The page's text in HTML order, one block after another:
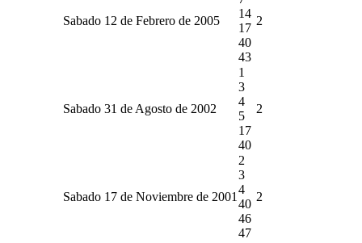
Sabado 12 de Febrero de 2005
14
17
40
43
2
Sabado 31 de Agosto de 2002
1
3
4
5
17
40
2
Sabado 17 de Noviembre de 2001
2
3
4
40
46
47
2